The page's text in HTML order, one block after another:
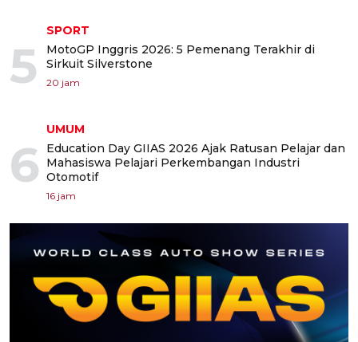
5
SPORT
MotoGP Inggris 2026: 5 Pemenang Terakhir di
Sirkuit Silverstone
20 jam
6
UMUM
Education Day GIIAS 2026 Ajak Ratusan Pelajar dan
Mahasiswa Pelajari Perkembangan Industri
Otomotif
16 jam